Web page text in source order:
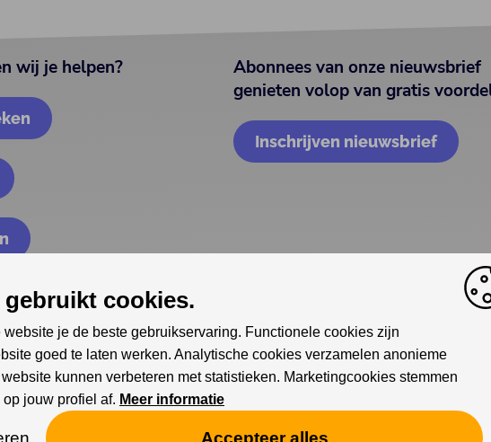
wij je helpen?
Abonnees van onze nieuwsbrief
genieten volop van gratis
Inschrijven nieuwsbrief
gebruikt cookies.
website je de beste gebruikservaring. Functionele cookies zijn
goed te laten werken. Analytische cookies verzamelen anonieme
kunnen verbeteren met statistieken. Marketingcookies stemmen
jouw profiel af. Meer informatie
Accepteer alles